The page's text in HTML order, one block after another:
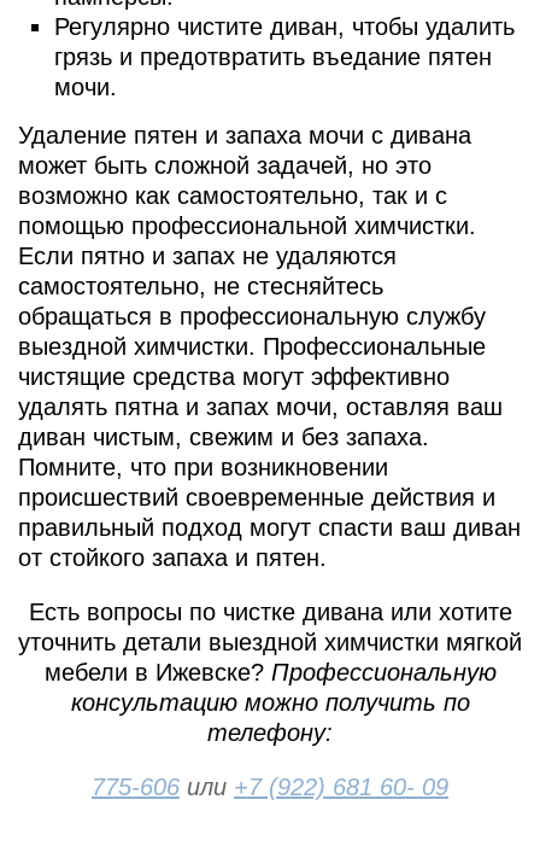
Регулярно чистите диван, чтобы удалить
грязь и предотвратить въедание пятен
мочи.
Удаление пятен и запаха мочи с дивана
может быть сложной задачей, но это
возможно как самостоятельно, так и с
помощью профессиональной химчистки.
Если пятно и запах не удаляются
самостоятельно, не стесняйтесь
обращаться в профессиональную службу
выездной химчистки. Профессиональные
чистящие средства могут эффективно
удалять пятна и запах мочи, оставляя ваш
диван чистым, свежим и без запаха.
Помните, что при возникновении
происшествий своевременные действия и
правильный подход могут спасти ваш диван
от стойкого запаха и пятен.
Есть вопросы по чистке дивана или хотите
уточнить детали выездной химчистки мягкой
мебели в Ижевске? Профессиональную
консультацию можно получить по
телефону:
775-606 или +7 (922) 681 60- 09